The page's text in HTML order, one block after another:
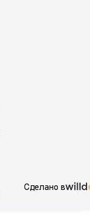
Сделано в